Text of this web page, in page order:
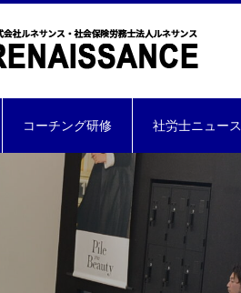
コーチング研修 社労士ニュース